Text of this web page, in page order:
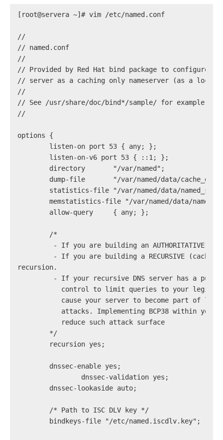
[root@servera ~]# vim /etc/named.conf
//
// named.conf
//
// Provided by Red Hat bind package to configure the
// server as a caching only nameserver (as a
//
// See /usr/share/doc/bind*/sample/ for example
//
options {
        listen-on port 53 { any; };
        listen-on-v6 port 53 { ::1; };
        directory       "/var/named";
dump-file       "/var/named/data/
statistics-file "/var/named/data/
memstatistics-file "/var/named/data/
        allow-query     { any; };
        /*
- If you are building an AUTHORITATIVE
- If you are building a RECURSIVE
recursion.
- If your recursive DNS server has a
control to limit queries to your
cause your server to become part of
attacks. Implementing BCP38 within your
           reduce such attack surface
        */
        recursion yes;
        dnssec-enable yes;
		dnssec-validation yes;
        dnssec-lookaside auto;
        /* Path to ISC DLV key */
        bindkeys-file "/etc/named.iscdlv.key";